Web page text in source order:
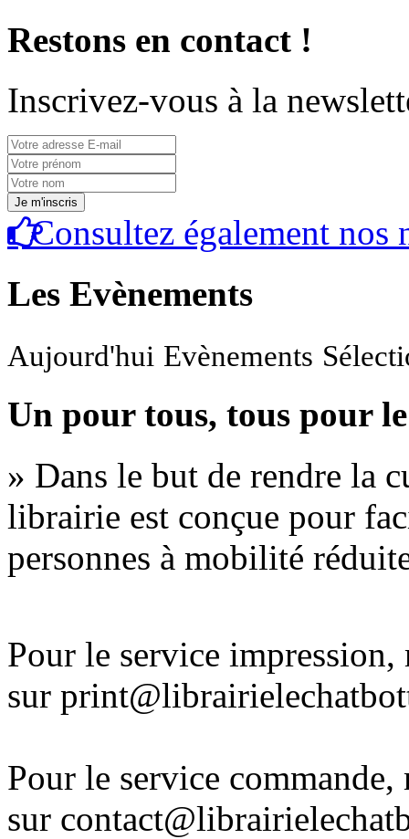
Restons en contact !
Inscrivez-vous à la
Consultez également nos
Les Evènements
Aujourd'hui Evènements
Un pour tous, tous pour
» Dans le but de rendre la
librairie est conçue pour
personnes à mobilité
Pour le service
sur
Pour le service
sur